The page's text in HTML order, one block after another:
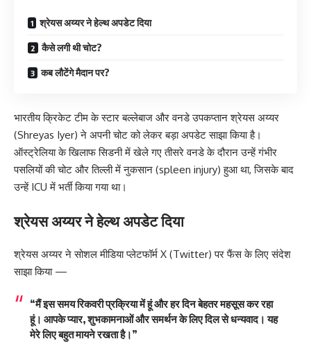
श्रेयस अय्यर ने हेल्थ अपडेट दिया
कैसे लगी थी चोट?
कब लौटेंगे मैदान पर?
भारतीय क्रिकेट टीम के स्टार बल्लेबाज और वनडे उपकप्तान श्रेयस अय्यर
(Shreyas Iyer) ने अपनी चोट को लेकर बड़ा अपडेट साझा किया है।
ऑस्ट्रेलिया के खिलाफ सिडनी में खेले गए तीसरे वनडे के दौरान उन्हें गंभीर
पसलियों की चोट और तिल्ली में नुकसान (spleen injury) हुआ था, जिसके बाद
उन्हें ICU में भर्ती किया गया था।
श्रेयस अय्यर ने हेल्थ अपडेट दिया
श्रेयस अय्यर ने सोशल मीडिया प्लेटफॉर्म X (Twitter) पर फैंस के लिए संदेश
साझा किया —
“मैं इस समय रिकवरी प्रक्रिया में हूं और हर दिन बेहतर महसूस कर रहा
हूं। आपके प्यार, शुभकामनाओं और समर्थन के लिए दिल से धन्यवाद। यह
मेरे लिए बहुत मायने रखता है।”